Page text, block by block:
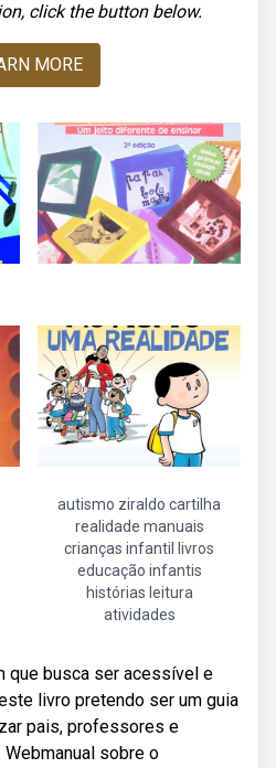
click the button below.
MORE
autismo ziraldo cartilha
realidade manuais
crianças infantil livros
educação infantis
histórias leitura
atividades
que busca ser acessível e
livro pretendo ser um guia
pais, professores e
sobre o